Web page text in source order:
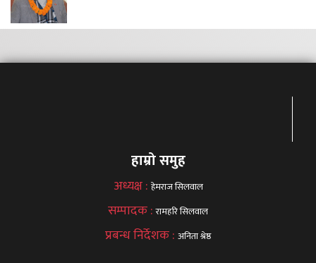
हाम्रो समुह
अध्यक्ष : हेमराज सिलवाल
सम्पादक :रामहरि सिलवाल
प्रबन्ध निर्देशक : अनिता श्रेष्ठ